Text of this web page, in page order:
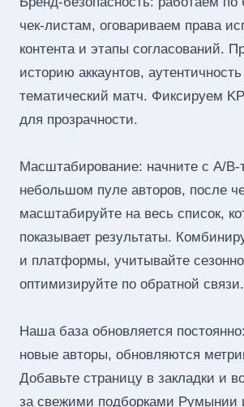
чек‑листам, оговариваем права
контента и этапы согласований.
историю аккаунтов,
тематический матч. Фиксируем
для прозрачности.
Масштабирование: начните с A/
небольшом пуле авторов, после
масштабируйте на весь список,
показывает результаты.
и платформы, учитывайте
оптимизируйте по обратной связи.
Наша база обновляется
новые авторы, обновляются
Добавьте страницу в закладки и
за свежими подборками Румынии